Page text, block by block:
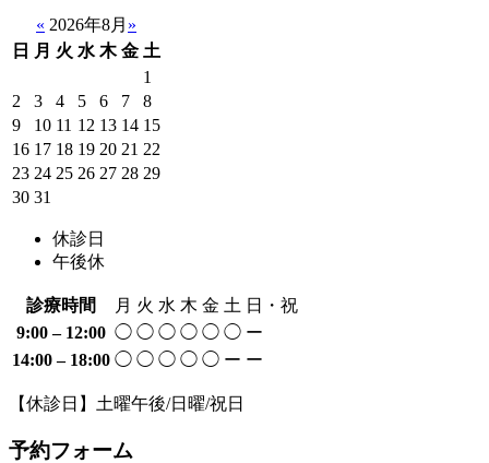
« 2026年8月 »
日
月 火 水 木 金 土
1
2
3 4 5 6 7
8
9
10 11 12 13 14 15
16 17 18 19 20 21 22
23 24 25 26 27 28 29
30 31
休診日
午後休
診療時間 月 火 水 木 金 土 日・祝
9:00 – 12:00 ◯ ◯ ◯ ◯ ◯ ◯ ー
14:00 – 18:00 ◯ ◯ ◯ ◯ ◯ ー ー
【休診日】土曜午後/日曜/祝日
予約フォーム